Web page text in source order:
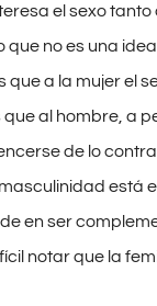
el sexo tanto
que no es una
que a la mujer el
al hombre, a
de lo
está
en ser
notar que la